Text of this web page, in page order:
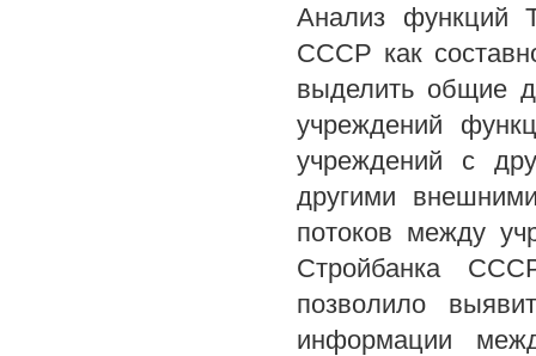
Анализ функций
СССР как
выделить общие
учреждений
учреждений с
другими
потоков между
Стройбанка
позволило
информации